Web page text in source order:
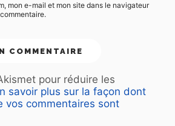
mon e-mail et mon site dans le navigateur
pour réduire les
savoir plus sur la façon dont
vos commentaires sont